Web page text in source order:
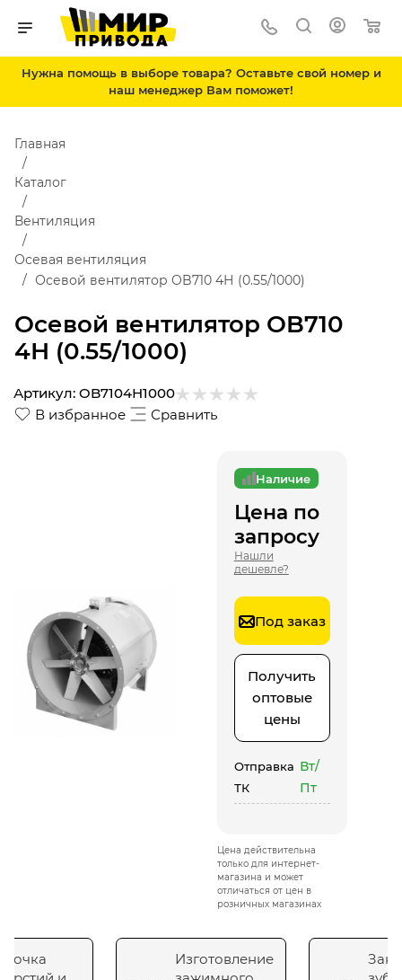
Нужна помощь в выборе товара? Оставьте свой номер и
наш менеджер Вам поможет!
Осевой вентилятор OB710
4Н (0.55/1000)
Главная
Каталог
Вентиляция
Осевая вентиляция
Осевой вентилятор OB710 4Н (0.55/1000)
В избранное Сравнить
Артикул: OB7104Н1000
Наличие
Цена по
запросу
Нашли
дешевле?
Под заказ
Получить
оптовые
цены
Отправка
ТК
Вт/
Пт
Цена действительна
только для интернет-
магазина и может
отличаться от цен в
розничных магазинах
Изготовление